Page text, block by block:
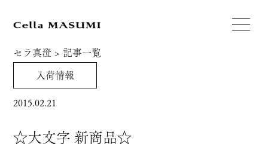
セラ真澄 > 記事一覧
入荷情報
2015.02.21
☆大文字 新商品☆